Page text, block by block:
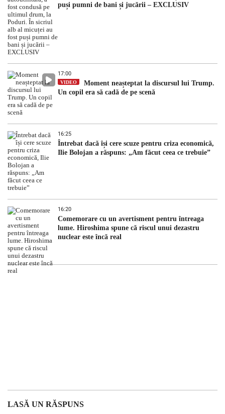
puși pumni de bani și jucării – EXCLUSIV
17:00
VIDEO
Moment neașteptat la discursul lui Trump.
Un copil era să cadă de pe scenă
16:25
Întrebat dacă își cere scuze pentru criza economică,
Ilie Bolojan a răspuns: „Am făcut ceea ce trebuie”
16:20
Comemorare cu un avertisment pentru întreaga
lume. Hiroshima spune că riscul unui dezastru
nuclear este încă real
LASĂ UN RĂSPUNS